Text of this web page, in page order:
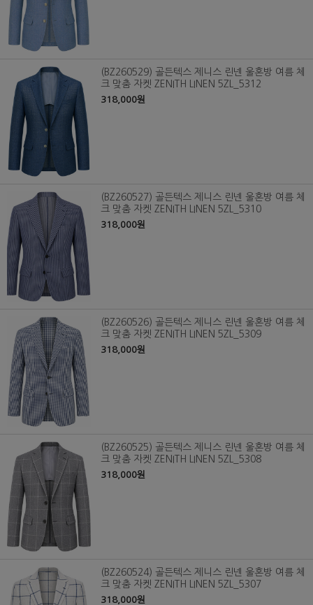
(BZ260529) 골든텍스 제니스 린넨 울혼방 여름 체
크 맞춤 자켓 ZENITH LINEN 5ZL_5312
318,000원
(BZ260527) 골든텍스 제니스 린넨 울혼방 여름 체
크 맞춤 자켓 ZENITH LINEN 5ZL_5310
318,000원
(BZ260526) 골든텍스 제니스 린넨 울혼방 여름 체
크 맞춤 자켓 ZENITH LINEN 5ZL_5309
318,000원
(BZ260525) 골든텍스 제니스 린넨 울혼방 여름 체
크 맞춤 자켓 ZENITH LINEN 5ZL_5308
318,000원
(BZ260524) 골든텍스 제니스 린넨 울혼방 여름 체
크 맞춤 자켓 ZENITH LINEN 5ZL_5307
318,000원